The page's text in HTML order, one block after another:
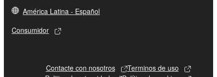
América Latina - Español
Consumidor
Contacte con nosotros
Terminos de uso